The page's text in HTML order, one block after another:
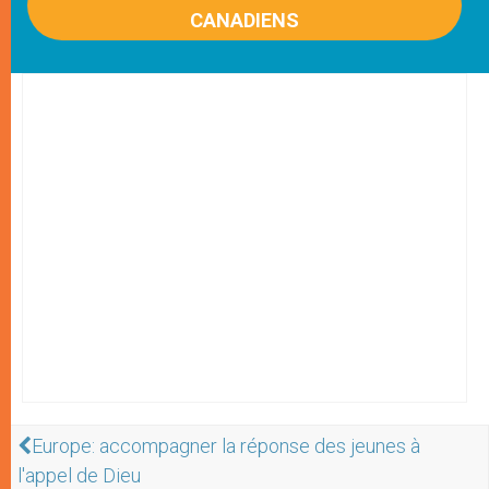
CANADIENS
Europe: accompagner la réponse des jeunes à
l'appel de Dieu